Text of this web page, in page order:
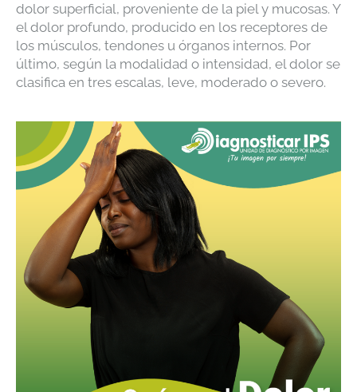
dolor superficial, proveniente de la piel y mucosas. Y
el dolor profundo, producido en los receptores de
los músculos, tendones u órganos internos. Por
último, según la modalidad o intensidad, el dolor se
clasifica en tres escalas, leve, moderado o severo.